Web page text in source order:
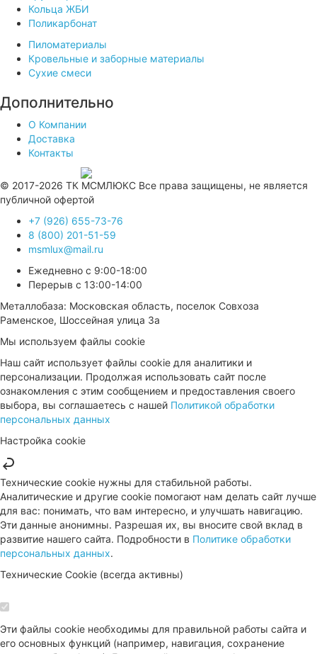
Кольца ЖБИ
Поликарбонат
Пиломатериалы
Кровельные и заборные материалы
Сухие смеси
Дополнительно
О Компании
Доставка
Контакты
© 2017-2026 ТК МСМЛЮКС Все права защищены, не является
публичной офертой
+7 (926) 655-73-76
8 (800) 201-51-59
msmlux@mail.ru
Ежедневно с 9:00-18:00
Перерыв с 13:00-14:00
Металлобаза: Московская область, поселок Совхоза
Раменское, Шоссейная улица 3а
Мы используем файлы cookie
Наш сайт использует файлы cookie для аналитики и
персонализации. Продолжая использовать сайт после
ознакомления с этим сообщением и предоставления своего
выбора, вы соглашаетесь с нашей Политикой обработки
персональных данных
Настройка cookie
Технические cookie нужны для стабильной работы.
Аналитические и другие cookie помогают нам делать сайт лучше
для вас: понимать, что вам интересно, и улучшать навигацию.
Эти данные анонимны. Разрешая их, вы вносите свой вклад в
развитие нашего сайта. Подробности в Политике обработки
персональных данных.
Технические Cookie (всегда активны)
Эти файлы cookie необходимы для правильной работы сайта и
его основных функций (например, навигация, сохранение